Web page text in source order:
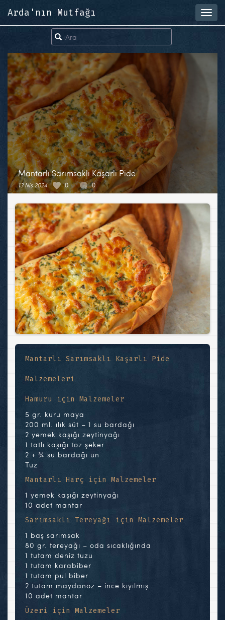
Arda'nın Mutfağı
Mantarlı Sarımsaklı Kaşarlı Pide
13 Nis 2024 0 0
Mantarlı Sarımsaklı Kaşarlı Pide
Malzemeleri
Hamuru için Malzemeler
5 gr. kuru maya
200 ml. ılık süt – 1 su bardağı
2 yemek kaşığı zeytinyağı
1 tatlı kaşığı toz şeker
2 + ¾ su bardağı un
Tuz
Mantarlı Harç için Malzemeler
1 yemek kaşığı zeytinyağı
10 adet mantar
Sarımsaklı Tereyağı için Malzemeler
1 baş sarımsak
80 gr. tereyağı – oda sıcaklığında
1 tutam deniz tuzu
1 tutam karabiber
1 tutam pul biber
2 tutam maydanoz – ince kıyılmış
10 adet mantar
Üzeri için Malzemeler